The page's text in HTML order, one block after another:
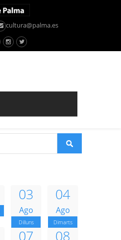
cultura@palma.es
03
Ago
Dilluns
04
Ago
Dimarts
07 08